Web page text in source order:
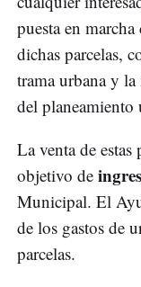
puesta en
dichas parcelas,
trama urbana y
del
La venta de
objetivo de
Municipal. El
de los gastos de
parcelas.